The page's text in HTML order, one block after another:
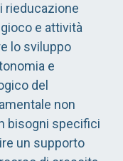
rieducazione
e attività
lo sviluppo
e
del
non
bisogni specifici
un supporto